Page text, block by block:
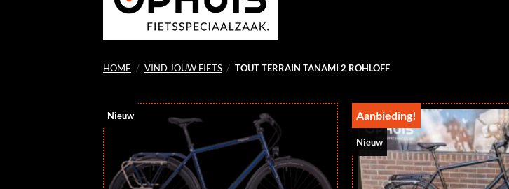
HOME / VIND JOUW FIETS / TOUT TERRAIN TANAMI 2 ROHLOFF
Nieuw Aanbieding!
Nieuw